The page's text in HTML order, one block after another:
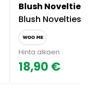
Blush Novelties
Blush Novelties
Hinta alkaen
18,90 €